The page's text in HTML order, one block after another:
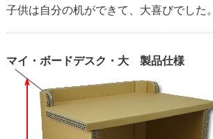
子供は自分の机ができて、大喜びでした。
マイ・ボードデスク・大 製品仕様